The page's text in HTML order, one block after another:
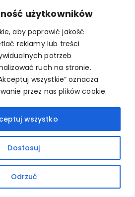
użytkowników
aby poprawić jakość
reklamy lub treści
potrzeb
ruch na stronie.
wszystkie” oznacza
przez nas plików cookie.
Dostosuj
Odrzuć
wszystko
3D – co wybrać na
po 15 latach